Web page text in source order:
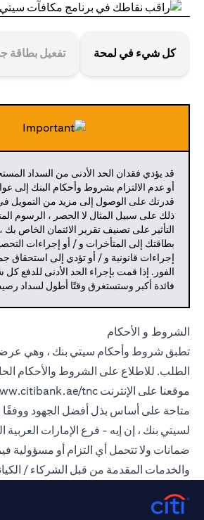
كل شيء في لمحة تفعيل بطاقة
قد يؤدي فقدان الحد الأدنى من السداد
أو عدم الالتزام بشروط وأحكام البنك إلى
قدرتك على الوصول إلى مزيد من التمويل
ذلك على سبيل المثال لا الحصر ، الرسوم
التأثير على تصنيف تقرير الائتمان الخاص
بطاقتك إلى المتأخرات و / أو إجراءات
إجراءات قانونية و / أو تؤدي إلى استحقاق
الفور. إذا قمت بإجراء الحد الأدنى للدفع
فائدة أكبر وستستغرق وقتًا أطول لسداد
الشروط و الأحكام
تطبق شروط وأحكام سيتي بنك ، وهي عرضة
الطلب. للاطلاع على الشروط والأحكام
موقعنا على الإنترنت tnc.
متاحة على أساس بذل أفضل الجهود ووفقًا
لسيتي بنك ، إن إيه - فرع الإمارات العربية
ضمانات ولا تتحمل أي التزام أو مسؤولية
والخدمات المقدمة من قبل الشركاء /